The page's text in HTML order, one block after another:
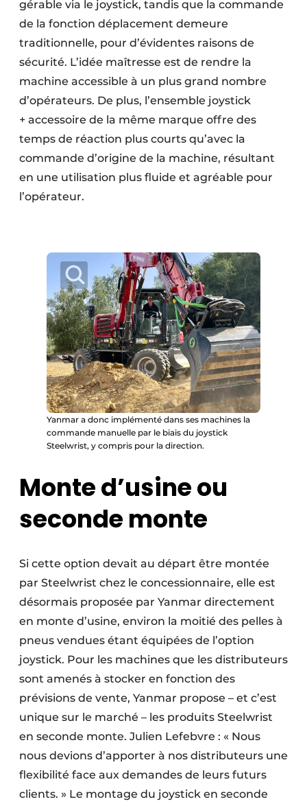
gérable via le joystick, tandis que la commande
de la fonction déplacement demeure
traditionnelle, pour d’évidentes raisons de
sécurité. L’idée maîtresse est de rendre la
machine accessible à un plus grand nombre
d’opérateurs. De plus, l’ensemble joystick
+ accessoire de la même marque offre des
temps de réaction plus courts qu’avec la
commande d’origine de la machine, résultant
en une utilisation plus fluide et agréable pour
l’opérateur.
Yanmar a donc implémenté dans ses machines la
commande manuelle par le biais du joystick
Steelwrist, y compris pour la direction.
Monte d’usine ou
seconde monte
Si cette option devait au départ être montée
par Steelwrist chez le concessionnaire, elle est
désormais proposée par Yanmar directement
en monte d’usine, environ la moitié des pelles à
pneus vendues étant équipées de l’option
joystick. Pour les machines que les distributeurs
sont amenés à stocker en fonction des
prévisions de vente, Yanmar propose – et c’est
unique sur le marché – les produits Steelwrist
en seconde monte. Julien Lefebvre : « Nous
nous devions d’apporter à nos distributeurs une
flexibilité face aux demandes de leurs futurs
clients. » Le montage du joystick en seconde